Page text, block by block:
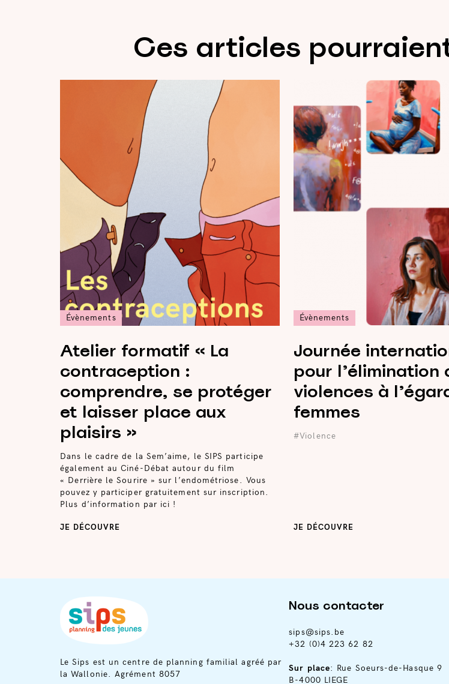
Ces articles
Évènements
Atelier formatif « La
contraception :
comprendre, se protéger
et laisser place aux
plaisirs »
Dans le cadre de la Sem’aime, le SIPS participe
également au Ciné-Débat autour du film
« Derrière le Sourire » sur l’endométriose. Vous
pouvez y participer gratuitement sur inscription.
Plus d’information par ici !
JE DÉCOUVRE
Évènements
Journée
pour l’élimination
violences à
femmes
#Violence
JE DÉCOUVRE
Le Sips est un centre de planning familial agréé par
la Wallonie. Agrément 8057
Nous contacter
sips@sips.be
+32 (0)4 223 62 82
Sur place: Rue Soeurs-de-Hasque 9
B-4000 LIEGE